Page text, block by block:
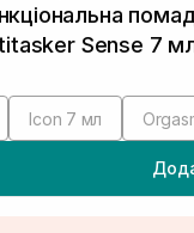
Sense 7
Icon 7 мл